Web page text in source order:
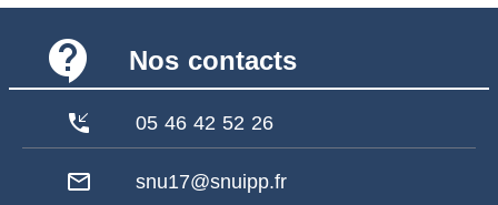
contact_support Nos contacts
phone_callback 05 46 42 52 26
mail_outline snu17@snuipp.fr